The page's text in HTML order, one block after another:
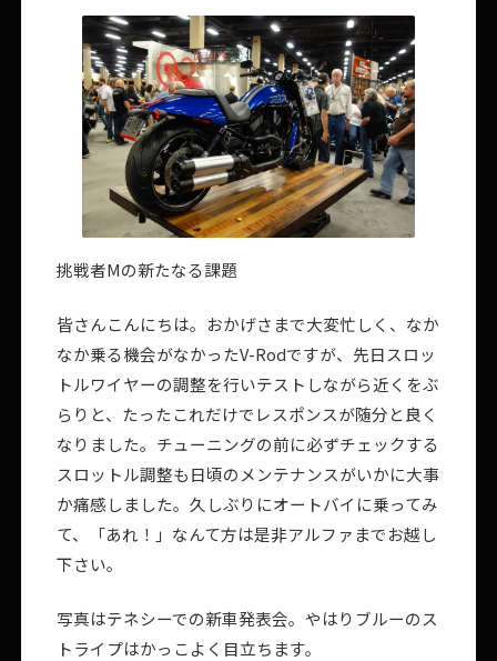
挑戦者Mの新たなる課題
皆さんこんにちは。おかげさまで大変忙しく、なか
なか乗る機会がなかったV-Rodですが、先日スロッ
トルワイヤーの調整を行いテストしながら近くをぶ
らりと、たったこれだけでレスポンスが随分と良く
なりました。チューニングの前に必ずチェックする
スロットル調整も日頃のメンテナンスがいかに大事
か痛感しました。久しぶりにオートバイに乗ってみ
て、「あれ！」なんて方は是非アルファまでお越し
下さい。
写真はテネシーでの新車発表会。やはりブルーのス
トライプはかっこよく目立ちます。